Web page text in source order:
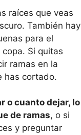
raíces que veas
También hay
para el
Si quitas
ramas en la
has cortado.
o cuanto dejar, lo
de ramas, o si
y preguntar